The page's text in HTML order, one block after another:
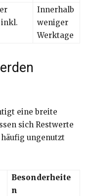
inkl.
Innerhalb
weniger
Werktage
eine breite
sich Restwerte
ungenutzt
Besonderheite
n